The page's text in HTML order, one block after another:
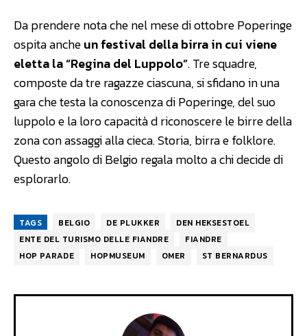
Da prendere nota che nel mese di ottobre Poperinge
ospita ancheun festival della birra in cui viene
eletta la “Regina del Luppolo”. Tre squadre,
composte da tre ragazze ciascuna, si sfidano in una
gara che testa la conoscenza di Poperinge, del suo
luppolo e la loro capacità d riconoscere le birre della
zona con assaggi alla cieca. Storia, birra e folklore.
Questo angolo di Belgio regala molto a chi decide di
esplorarlo.
TAGS BELGIO DE PLUKKER
DEN HEKSESTOEL
ENTE DEL TURISMO DELLE FIANDRE
FIANDRE
HOP PARADE
HOPMUSEUM OMER ST BERNARDUS